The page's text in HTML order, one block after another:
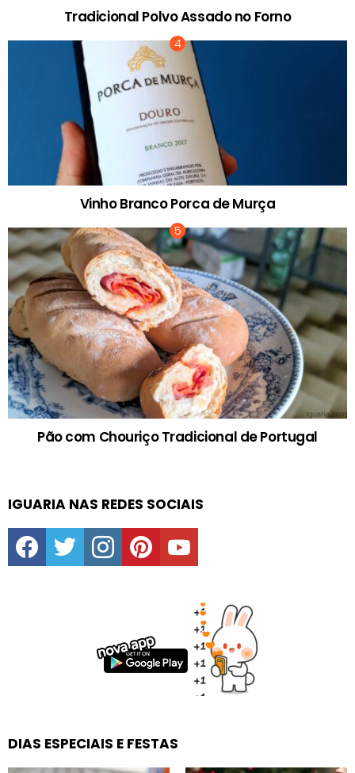
Tradicional Polvo Assado no Forno
Vinho Branco Porca de Murça
Pão com Chouriço Tradicional de Portugal
IGUARIA NAS REDES SOCIAIS
facebooktwitter instagrampinterestyoutube
DIAS ESPECIAIS E FESTAS